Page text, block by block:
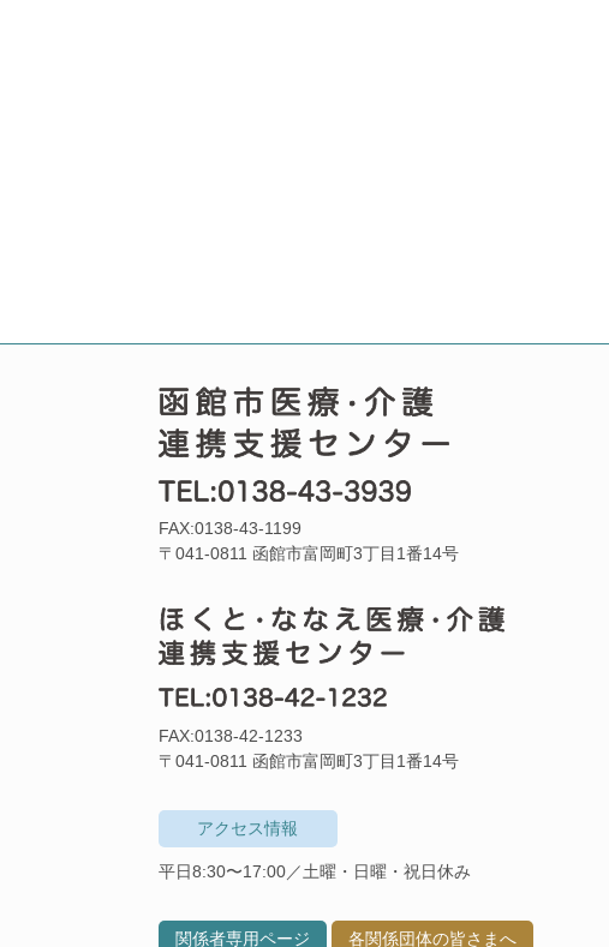
FAX:0138-43-1199
〒041-0811 函館市富岡町3丁目1番14号
FAX:0138-42-1233
〒041-0811 函館市富岡町3丁目1番14号
アクセス情報
平日8:30〜17:00／土曜・日曜・祝日休み
関係者専用ページ 各関係団体の皆さまへ